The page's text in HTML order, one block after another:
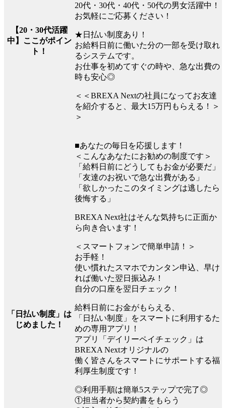
【20・30代活躍
中】ここがポイン
ト！
20代・30代・40代・50代の男女活躍中！
お気軽にご応募ください！
★日払い制度あり！
お給料日前に働いた分の一部を受け取れ
るシステムです。
お仕事を初めてすぐの時や、急な出費の
時も安心◎
＜＜BREXA Nextの社員になってお友達
を紹介すると、最大15万円もらえる！＞
＞
「日払い制度」は
じめました！
■あなたの毎日を応援します！
＜こんなあなたにお勧めの制度です＞
「給料日前にどうしてもお金が必要だ」
「友達のお祝いで急な出費がある」
「欲しかったこのタイミングは逃したら
後悔する」
BREXA Next社はそんな気持ちに正面か
ら向き合います！
＜スマートフォンで簡単申請！＞
お手軽！
使い慣れたスマホでカンタン申込、早け
れば働いた翌日振込み！
自分の口座を翌日チェック！
給料日前にお金がもらえる、
「日払い制度」をスマートに利用するた
めの専用アプリ！
アプリ「デイリーペイチェック」は
BREXA Nextオリジナルの
働く皆さんをスマートにサポートする福
利厚生制度です！
◎利用手順は簡単5ステップで完了◎
①担当者から契約書をもらう